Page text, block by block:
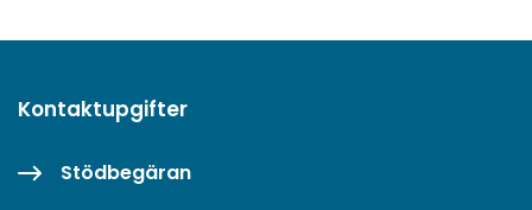
Kontaktupgifter
Stödbegäran